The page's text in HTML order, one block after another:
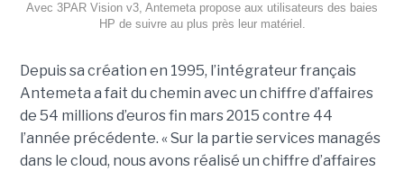
Avec 3PAR Vision v3, Antemeta propose aux utilisateurs des baies
HP de suivre au plus près leur matériel.
Depuis sa création en 1995, l’intégrateur français
Antemeta a fait du chemin avec un chiffre d’affaires
de 54 millions d’euros fin mars 2015 contre 44
l’année précédente. « Sur la partie services managés
dans le cloud, nous avons réalisé un chiffre d’affaires